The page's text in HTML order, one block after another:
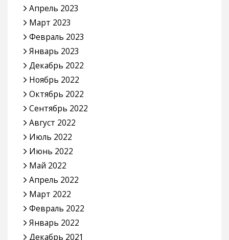
Апрель 2023
Март 2023
Февраль 2023
Январь 2023
Декабрь 2022
Ноябрь 2022
Октябрь 2022
Сентябрь 2022
Август 2022
Июль 2022
Июнь 2022
Май 2022
Апрель 2022
Март 2022
Февраль 2022
Январь 2022
Декабрь 2021